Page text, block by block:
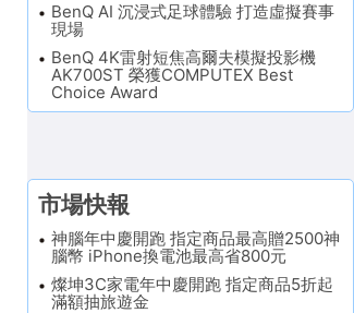
BenQ AI 沉浸式足球體驗 打造虛擬賽事
現場
BenQ 4K雷射短焦高爾夫模擬投影機
AK700ST 榮獲COMPUTEX Best
Choice Award
市場快報
神腦年中慶開跑 指定商品最高贈2500神
腦幣 iPhone換電池最高省800元
燦坤3C家電年中慶開跑 指定商品5折起
滿額抽旅遊金